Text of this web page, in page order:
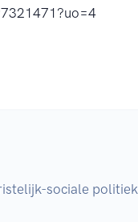
sociale politiek